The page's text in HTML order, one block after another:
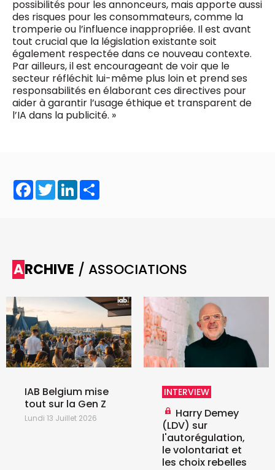
possibilités pour les annonceurs, mais apporte aussi
des risques pour les consommateurs, comme la
tromperie ou l’influence inappropriée. Il est avant
tout crucial que la législation existante soit
également respectée dans ce nouveau contexte.
Par ailleurs, il est encourageant de voir que le
secteur réfléchit lui-même plus loin et prend ses
responsabilités en élaborant ces directives pour
aider à garantir l’usage éthique et transparent de
l’IA dans la publicité. »
Facebook
TwitterLinkedIn
ARCHIVE / ASSOCIATIONS
IAB Belgium mise
tout sur la Gen Z
Lundi 13 Juillet 2026
INTERVIEW
Harry Demey
(LDV) sur
l'autorégulation,
le volontariat et
les choix rebelles